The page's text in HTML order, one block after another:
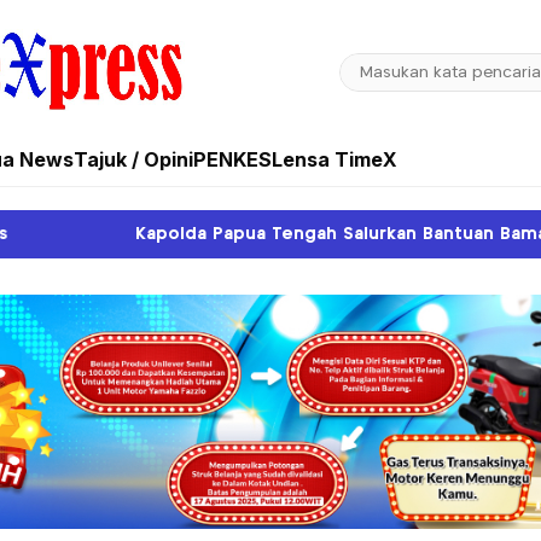
NewsTajuk / OpiniPENKESLensa TimeX
Tengah Salurkan Bantuan Bama untuk Keluarga Almarhum